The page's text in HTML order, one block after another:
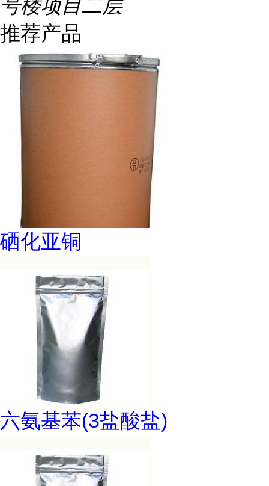
号楼项目二层
推荐产品
硒化亚铜
六氨基苯(3盐酸盐)